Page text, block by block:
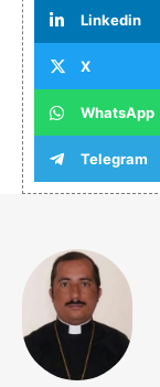
Linkedin
X
WhatsApp
Telegram